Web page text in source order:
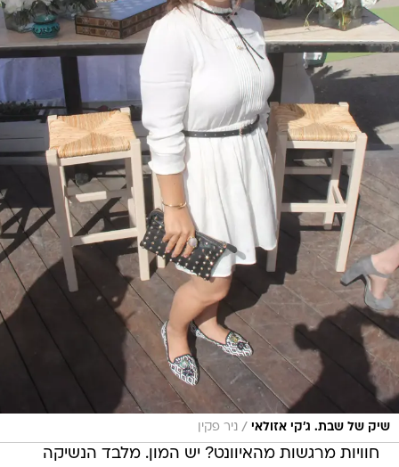
שיק של שבת. ג'קי אזולאי / ניר פקין
חוויות מרגשות מהאיוונט? יש המון. מלבד הנשיקה